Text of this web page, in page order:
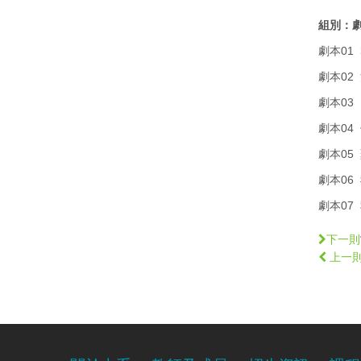
組別：
劇本01
劇本02
劇本03
劇本04
劇本05
劇本06
劇本07
下一則
上一